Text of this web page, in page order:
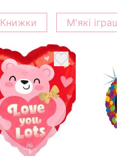
Книжки М'які